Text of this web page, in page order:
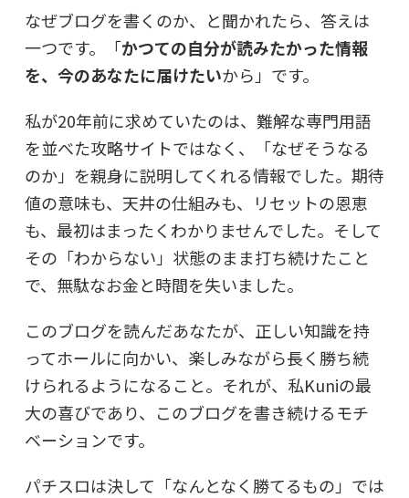
なぜブログを書くのか、と聞かれたら、答えは
一つです。「かつての自分が読みたかった情報
を、今のあなたに届けたいから」です。
私が20年前に求めていたのは、難解な専門用語
を並べた攻略サイトではなく、「なぜそうなる
のか」を親身に説明してくれる情報でした。期待
値の意味も、天井の仕組みも、リセットの恩恵
も、最初はまったくわかりませんでした。そして
その「わからない」状態のまま打ち続けたこと
で、無駄なお金と時間を失いました。
このブログを読んだあなたが、正しい知識を持
ってホールに向かい、楽しみながら長く勝ち続
けられるようになること。それが、私Kuniの最
大の喜びであり、このブログを書き続けるモチ
ベーションです。
パチスロは決して「なんとなく勝てるもの」では